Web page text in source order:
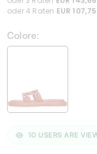
Colore:
10 USERS ARE